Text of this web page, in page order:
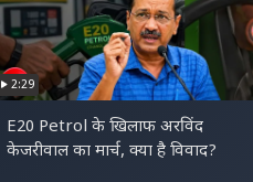
2:29
E20 Petrol के खिलाफ अरविंद
केजरीवाल का मार्च, क्या है विवाद?